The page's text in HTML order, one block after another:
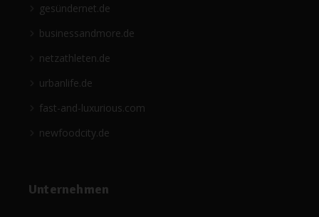
gesündernet.de
businessandmore.de
netzathleten.de
urbanlife.de
fast-and-luxurious.com
newfoodcity.de
Unternehmen